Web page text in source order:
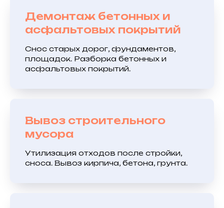
Демонтаж бетонных и
асфальтовых покрытий
Снос старых дорог, фундаментов,
площадок. Разборка бетонных и
асфальтовых покрытий.
Вывоз строительного
мусора
Утилизация отходов после стройки,
сноса. Вывоз кирпича, бетона, грунта.